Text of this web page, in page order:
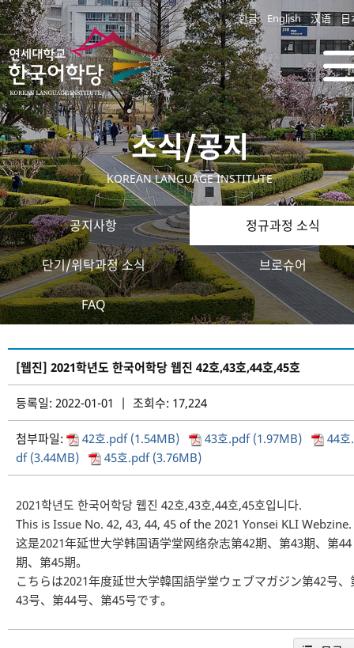
한글 English 汉语 日
소식/공지
KOREAN LANGUAGE INSTITUTE
공지사항 정규과정 소식
단기/위탁과정 소식 브로슈어
FAQ
[웹진] 2021학년도 한국어학당 웹진 42호,43호,44호,45호
등록일: 2022-01-01 | 조회수: 17,224
첨부파일: 42호.pdf (1.54MB) 43호.pdf (1.97MB)
44
df (3.44MB)
45호.pdf (3.76MB)
2021학년도 한국어학당 웹진 42호,43호,44호,45호입니다.
This is Issue No. 42, 43, 44, 45 of the 2021 Yonsei KLI Webzine.
这是2021年延世大学韩国语学堂网络杂志第42期、第43期、第44
期、第45期。
こちらは2021年度延世大学韓国語学堂ウェブマガジン第42号、
43号、第44号、第45号です。